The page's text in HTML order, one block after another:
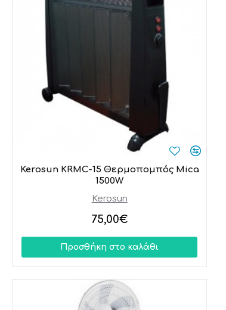
Kerosun
Kerosun KRMC-15 Θερμοπομπός Mica
1500W
75,00€
Προσθήκη στο καλάθι